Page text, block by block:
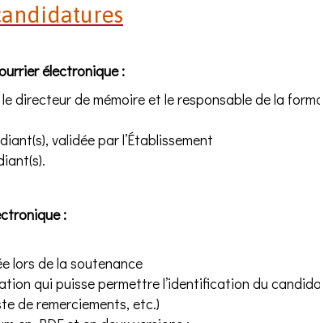
électronique :
directeur de mémoire et le responsable de la
validée par l’Établissement
:
lors de la soutenance
qui puisse permettre l’identification du
de remerciements, etc.)